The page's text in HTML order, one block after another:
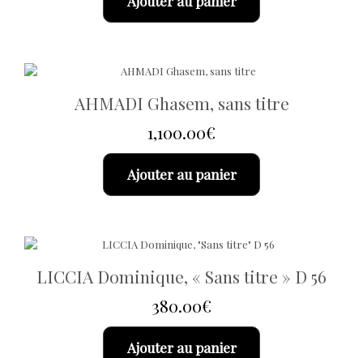
AHMADI Ghasem, sans titre
1,100.00€
Ajouter au panier
LICCIA Dominique, « Sans titre » D 56
380.00€
Ajouter au panier